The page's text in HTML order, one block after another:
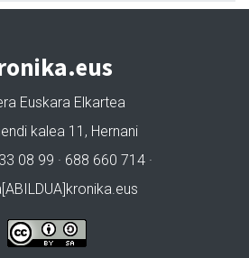
Euskara Elkartea
kalea 11, Hernani
08 99 · 688 660 714 ·